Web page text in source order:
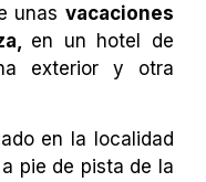
unas vacaciones
en un hotel de
exterior y otra
en la localidad
pie de pista de la